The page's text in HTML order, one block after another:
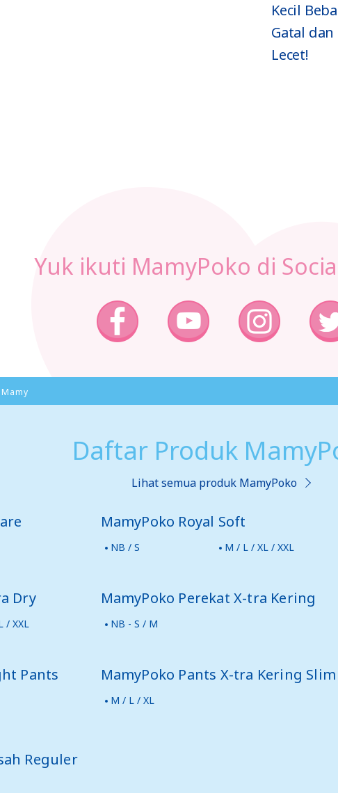
Kecil
Gatal dan
Lecet!
Yuk ikuti MamyPoko di
Daftar Produk
Lihat semua produk MamyPoko
MamyPoko Royal Soft
NB / S M / L / XL / XXL
Dry
/ XXL
MamyPoko Perekat X-tra Kering
NB - S / M
Pants
MamyPoko Pants X-tra Kering Slim
M / L / XL
Reguler